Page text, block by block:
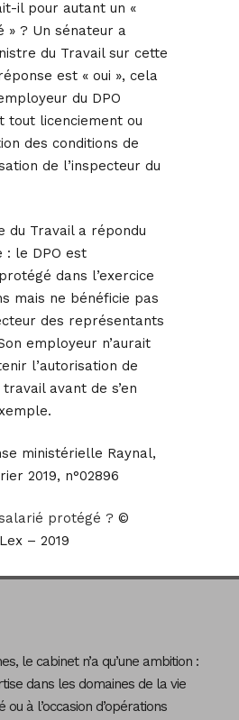
il pour autant un «
» ? Un sénateur a
du Travail sur cette
est « oui », cela
du DPO
tout licenciement ou
des conditions de
de l’inspecteur du
du Travail a répondu
: le DPO est
dans l’exercice
mais ne bénéficie pas
des représentants
employeur n’aurait
l’autorisation de
avant de s’en
ministérielle Raynal,
2019, n°02896
salarié protégé ? ©
– 2019
le cabinet n’a qu’une ambition :
dans les domaines de la vie
à l’occasion d’opérations